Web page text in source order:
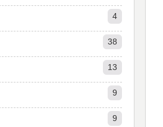
4
38
13
9
9